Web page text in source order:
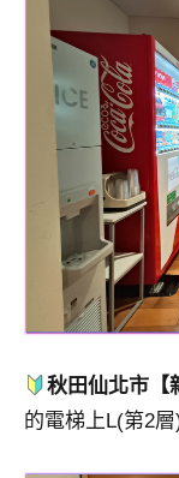
秋田仙北市【
的電梯上L(第2